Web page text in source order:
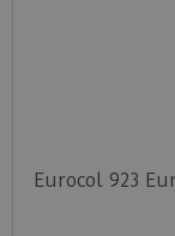
Eurocol 923